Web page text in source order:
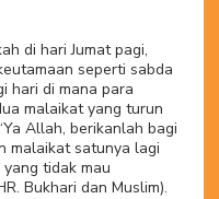
di hari Jumat pagi,
seperti sabda
hari di mana para
malaikat yang turun
Allah, berikanlah bagi
malaikat satunya lagi
tidak mau
Bukhari dan Muslim).